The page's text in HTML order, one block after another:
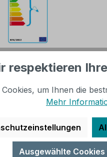
DOVER |
durch dasschlichte
respektieren
um Ihnen die
Mehr
Ausgewählte